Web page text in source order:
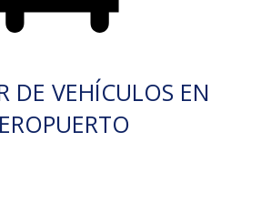
DE VEHÍCULOS EN